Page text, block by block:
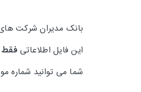
بانک مدیران شرکت
این فایل اطلاعاتیفقط
شما می توانید شماره